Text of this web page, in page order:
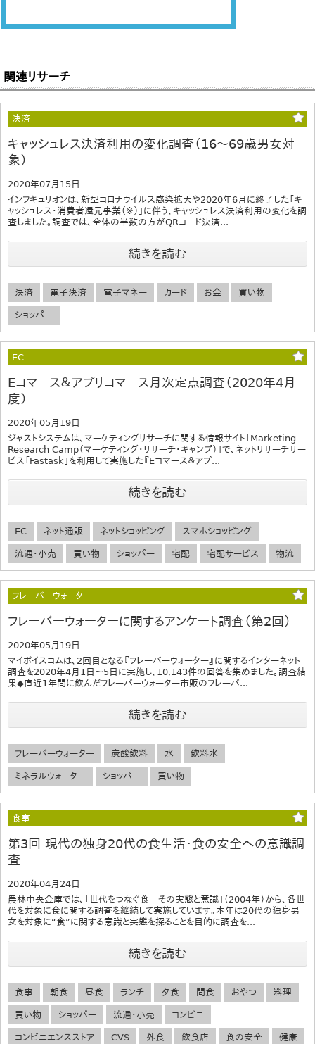
関連リサーチ
決済
キャッシュレス決済利用の変化調査（16～69歳男女対
象）
2020年07月15日
インフキュリオンは、新型コロナウイルス感染拡大や2020年6月に終了した「キ
ャッシュレス・消費者還元事業（※）」に伴う、キャッシュレス決済利用の変化を調
査しました。調査では、全体の半数の方がQRコード決済...
続きを読む
決済 電子決済 電子マネー カード お金 買い物
ショッパー
EC
Eコマース＆アプリコマース月次定点調査（2020年4月
度）
2020年05月19日
ジャストシステムは、マーケティングリサーチに関する情報サイト「Marketing
Research Camp（マーケティング・リサーチ・キャンプ）」で、ネットリサーチサー
ビス「Fastask」を利用して実施した『Eコマース＆アプ...
続きを読む
EC ネット通販 ネットショッピング スマホショッピング
流通・小売 買い物 ショッパー 宅配 宅配サービス 物流
フレーバーウォーター
フレーバーウォーターに関するアンケート調査（第2回）
2020年05月19日
マイボイスコムは、2回目となる『フレーバーウォーター』に関するインターネット
調査を2020年4月1日～5日に実施し、10,143件の回答を集めました。調査結
果◆直近1年間に飲んだフレーバーウォーター市販のフレーバ...
続きを読む
フレーバーウォーター 炭酸飲料 水 飲料水
ミネラルウォーター ショッパー 買い物
食事
第3回 現代の独身20代の食生活・食の安全への意識調
査
2020年04月24日
農林中央金庫では、「世代をつなぐ食 その実態と意識」（2004年）から、各世
代を対象に食に関する調査を継続して実施しています。本年は20代の独身男
女を対象に“食”に関する意識と実態を探ることを目的に調査を...
続きを読む
食事 朝食 昼食 ランチ 夕食 間食 おやつ 料理
買い物 ショッパー 流通・小売 コンビニ
コンビニエンスストア CVS 外食 飲食店 食の安全 健康